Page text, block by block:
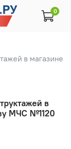
0
в магазине
в
МЧС №1120